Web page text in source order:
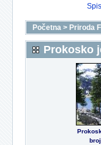
Početna > Priroda
Prokosko